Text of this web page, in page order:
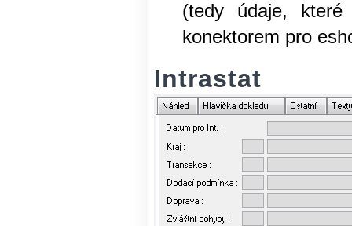
(tedy údaje,
konektorem pro
Intrastat